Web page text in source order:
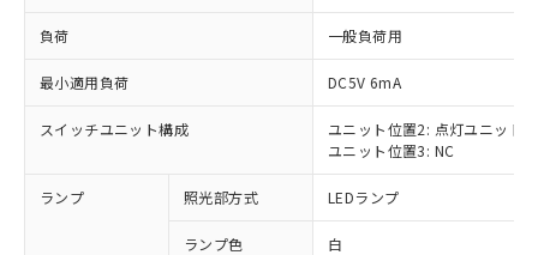
負荷 一般負荷用
最小適用負荷 DC5V 6mA
スイッチユニット構成
ユニット位置2: 点灯ユニット
ユニット位置3: NC
ランプ 照光部方式 LEDランプ
ランプ色 白